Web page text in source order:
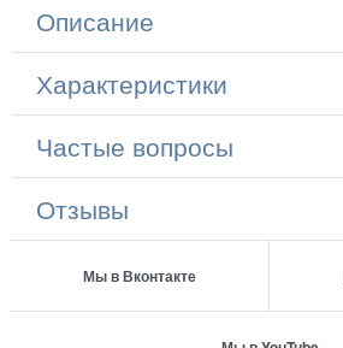
Описание
Характеристики
Частые вопросы
Отзывы
Мы в Вконтакте